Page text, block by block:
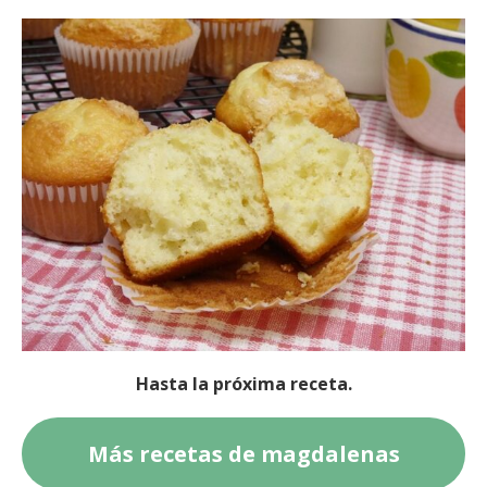
Hasta la próxima receta.
Más recetas de magdalenas